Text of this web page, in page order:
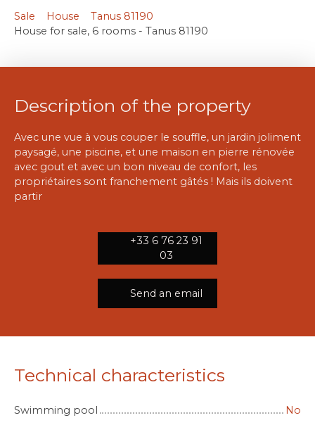
Sale House
Tanus 81190
House for sale, 6 rooms - Tanus 81190
Description of the property
Avec une vue à vous couper le souffle, un jardin joliment
paysagé, une piscine, et une maison en pierre rénovée
avec gout et avec un bon niveau de confort, les
propriétaires sont franchement gâtés ! Mais ils doivent
partir
+33 6 76 23 91
03
Send an email
Technical characteristics
Swimming pool
No